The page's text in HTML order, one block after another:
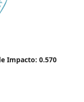
Impacto: 0.570